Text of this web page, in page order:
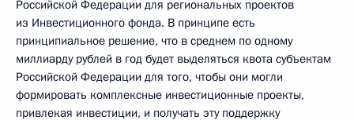
Российской Федерации для региональных проектов
из Инвестиционного фонда. В принципе есть
принципиальное решение, что в среднем по одному
миллиарду рублей в год будет выделяться квота субъектам
Российской Федерации для того, чтобы они могли
формировать комплексные инвестиционные проекты,
привлекая инвестиции, и получать эту поддержку